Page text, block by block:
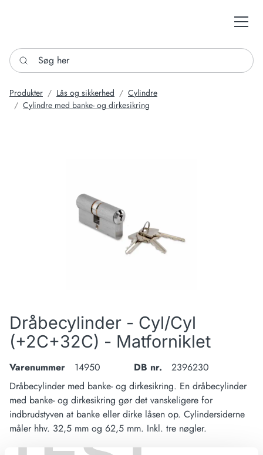
Søg her
Produkter Lås og sikkerhed
Cylindre
Cylindre med banke- og dirkesikring
Dråbecylinder - Cyl/Cyl
(+2C+32C) - Matforniklet
Varenummer 14950 DB nr.
2396230
Dråbecylinder med banke- og dirkesikring. En dråbecylinder
med banke- og dirkesikring gør det vanskeligere for
indbrudstyven at banke eller dirke låsen op. Cylindersiderne
måler hhv. 32,5 mm og 62,5 mm. Inkl. tre nøgler.